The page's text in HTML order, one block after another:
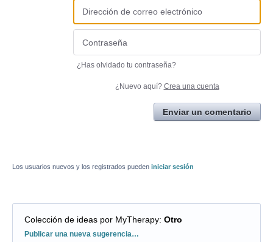
¿Has olvidado tu contraseña?
¿Nuevo aquí? Crea una cuenta
Enviar un comentario
Los usuarios nuevos y los registrados pueden iniciar sesión
Colección de ideas por MyTherapy: Otro
Categorías
Publicar una nueva sugerencia…